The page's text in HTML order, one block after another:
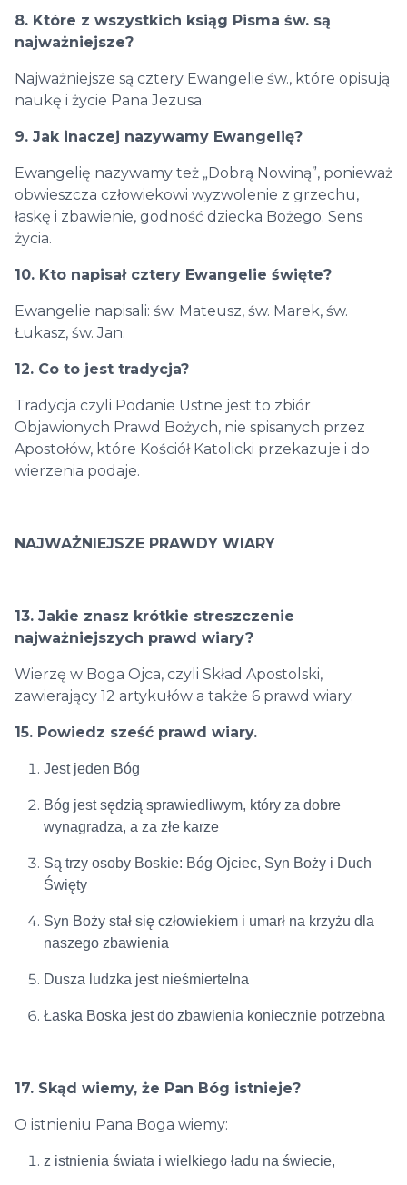
8. Które z wszystkich ksiąg Pisma św. są
najważniejsze?
Najważniejsze są cztery Ewangelie św., które opisują
naukę i życie Pana Jezusa.
9. Jak inaczej nazywamy Ewangelię?
Ewangelię nazywamy też „Dobrą Nowiną”, ponieważ
obwieszcza człowiekowi wyzwolenie z grzechu,
łaskę i zbawienie, godność dziecka Bożego. Sens
życia.
10. Kto napisał cztery Ewangelie święte?
Ewangelie napisali: św. Mateusz, św. Marek, św.
Łukasz, św. Jan.
12. Co to jest tradycja?
Tradycja czyli Podanie Ustne jest to zbiór
Objawionych Prawd Bożych, nie spisanych przez
Apostołów, które Kościół Katolicki przekazuje i do
wierzenia podaje.
NAJWAŻNIEJSZE PRAWDY WIARY
13. Jakie znasz krótkie streszczenie
najważniejszych prawd wiary?
Wierzę w Boga Ojca, czyli Skład Apostolski,
zawierający 12 artykułów a także 6 prawd wiary.
15. Powiedz sześć prawd wiary.
Jest jeden Bóg
Bóg jest sędzią sprawiedliwym, który za dobre
wynagradza, a za złe karze
Są trzy osoby Boskie: Bóg Ojciec, Syn Boży i Duch
Święty
Syn Boży stał się człowiekiem i umarł na krzyżu dla
naszego zbawienia
Dusza ludzka jest nieśmiertelna
Łaska Boska jest do zbawienia koniecznie potrzebna
17. Skąd wiemy, że Pan Bóg istnieje?
O istnieniu Pana Boga wiemy:
z istnienia świata i wielkiego ładu na świecie,